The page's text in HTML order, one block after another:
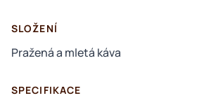
SLOŽENÍ
Pražená a mletá káva
SPECIFIKACE